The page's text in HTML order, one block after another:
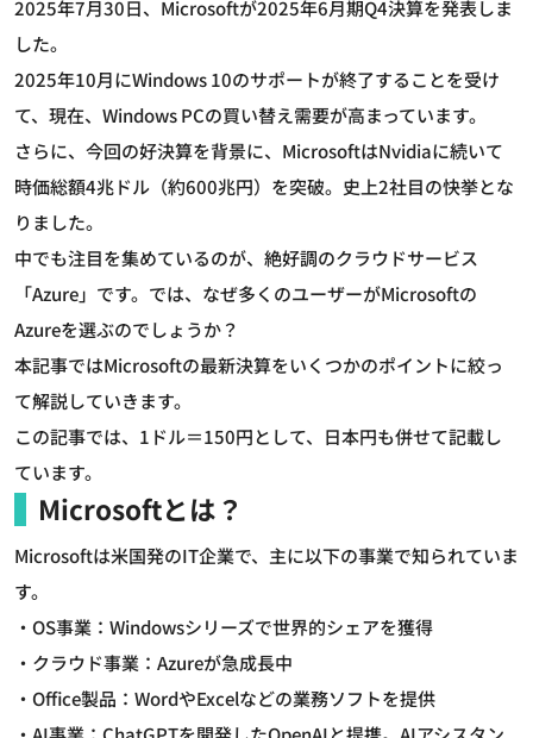
2025年7月30日、Microsoftが2025年6月期Q4決算を発表しま
した。
2025年10月にWindows 10のサポートが終了することを受け
て、現在、Windows PCの買い替え需要が高まっています。
さらに、今回の好決算を背景に、MicrosoftはNvidiaに続いて
時価総額4兆ドル（約600兆円）を突破。史上2社目の快挙とな
りました。
中でも注目を集めているのが、絶好調のクラウドサービス
「Azure」です。では、なぜ多くのユーザーがMicrosoftの
Azureを選ぶのでしょうか？
本記事ではMicrosoftの最新決算をいくつかのポイントに絞っ
て解説していきます。
この記事では、1ドル＝150円として、日本円も併せて記載し
ています。
Microsoftとは？
Microsoftは米国発のIT企業で、主に以下の事業で知られていま
す。
・OS事業：Windowsシリーズで世界的シェアを獲得
・クラウド事業：Azureが急成長中
・Office製品：WordやExcelなどの業務ソフトを提供